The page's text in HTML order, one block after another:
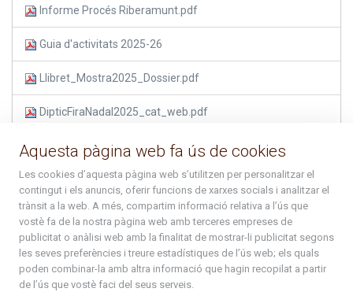
Informe Procés Riberamunt.pdf
Guia d'activitats 2025-26
Llibret_Mostra2025_Dossier.pdf
DipticFiraNadal2025_cat_web.pdf
Nadal2025-26_web.pdf
Calendari busos Arcalís.pdf
ciclecinema2026.pdf
Programa_Cota1300_2026.pdf
Carnaval 2026
Aquesta pàgina web fa ús de cookies
Les cookies d’aquesta pàgina web s’utilitzen per personalitzar el
contingut i els anuncis, oferir funcions de xarxes socials i analitzar el
trànsit a la web. A més, compartim informació relativa a l’ús que
vostè fa de la nostra pàgina web amb terceres empreses de
publicitat o anàlisi web amb la finalitat de mostrar-li publicitat segons
les seves preferències i treure estadístiques de l’ús web; els quals
poden combinar-la amb altra informació que hagin recopilat a partir
de l’ús que vostè faci del seus serveis.